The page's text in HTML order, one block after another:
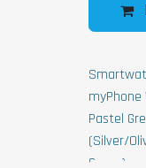
myPhone
Pastel
(Silver/
Green)